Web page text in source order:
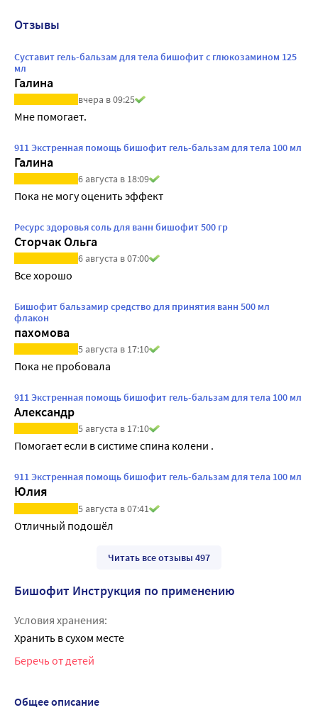
Отзывы
Суставит гель-бальзам для тела бишофит с глюкозамином 125
мл
Галина
вчера в 09:25
Мне помогает.
911 Экстренная помощь бишофит гель-бальзам для тела 100 мл
Галина
6 августа в 18:09
Пока не могу оценить эффект
Ресурс здоровья соль для ванн бишофит 500 гр
Сторчак Ольга
6 августа в 07:00
Все хорошо
Бишофит бальзамир средство для принятия ванн 500 мл
флакон
пахомова
5 августа в 17:10
Пока не пробовала
911 Экстренная помощь бишофит гель-бальзам для тела 100 мл
Александр
5 августа в 17:10
Помогает если в систиме спина колени .
911 Экстренная помощь бишофит гель-бальзам для тела 100 мл
Юлия
5 августа в 07:41
Отличный подошёл
Читать все отзывы 497
Бишофит Инструкция по применению
Условия хранения:
Хранить в сухом месте
Беречь от детей
Общее описание